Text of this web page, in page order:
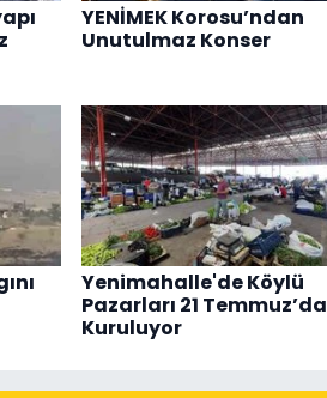
YENİMEK Korosu’ndan
Unutulmaz Konser
Yenimahalle'de Köylü
Pazarları 21 Temmuz’da
Kuruluyor